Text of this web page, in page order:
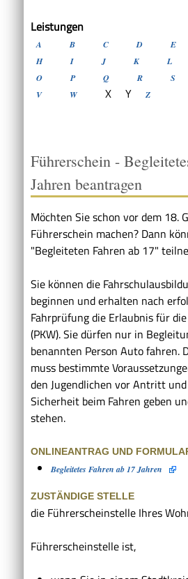
Leistungen
A B C D E
H
I J K L
O
P Q R S
V
W X Y Z
Führerschein -
Jahren beantragen
Möchten Sie schon vor dem 18.
Führerschein machen? Dann
"Begleiteten Fahren ab 17"
Sie können die
beginnen und erhalten nach
Fahrprüfung die Erlaubnis für
(PKW). Sie dürfen nur in
benannten Person Auto fahren.
muss bestimmte
den Jugendlichen vor Antritt
Sicherheit beim Fahren geben
stehen.
ONLINEANTRAG UND
Begleitetes Fahren ab 17 Jahren
ZUSTÄNDIGE STELLE
die Führerscheinstelle Ihres
Führerscheinstelle ist,